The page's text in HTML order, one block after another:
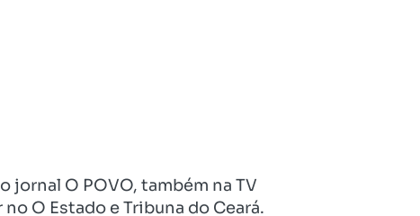
jornal O POVO, também na TV
O Estado e Tribuna do Ceará.